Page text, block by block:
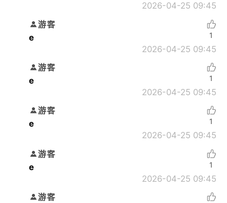
2026-04-25 09:45
游客
e
2026-04-25 09:45
1
游客
e
2026-04-25 09:45
1
游客
e
2026-04-25 09:45
1
游客
e
2026-04-25 09:45
1
游客